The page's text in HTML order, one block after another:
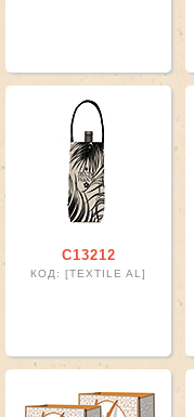
С13212
КОД: [TEXTILE AL]